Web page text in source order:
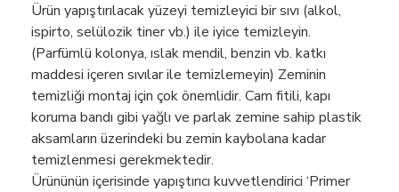
Ürün yapıştırılacak yüzeyi temizleyici bir sıvı (alkol,
ispirto, selülozik tiner vb.) ile iyice temizleyin.
(Parfümlü kolonya, ıslak mendil, benzin vb. katkı
maddesi içeren sıvılar ile temizlemeyin) Zeminin
temizliği montaj için çok önemlidir. Cam fitili, kapı
koruma bandı gibi yağlı ve parlak zemine sahip plastik
aksamların üzerindeki bu zemin kaybolana kadar
temizlenmesi gerekmektedir.
Ürününün içerisinde yapıştırıcı kuvvetlendirici ‘Primer